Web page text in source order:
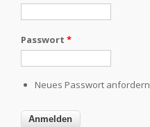
Passwort *
Neues Passwort anfordern